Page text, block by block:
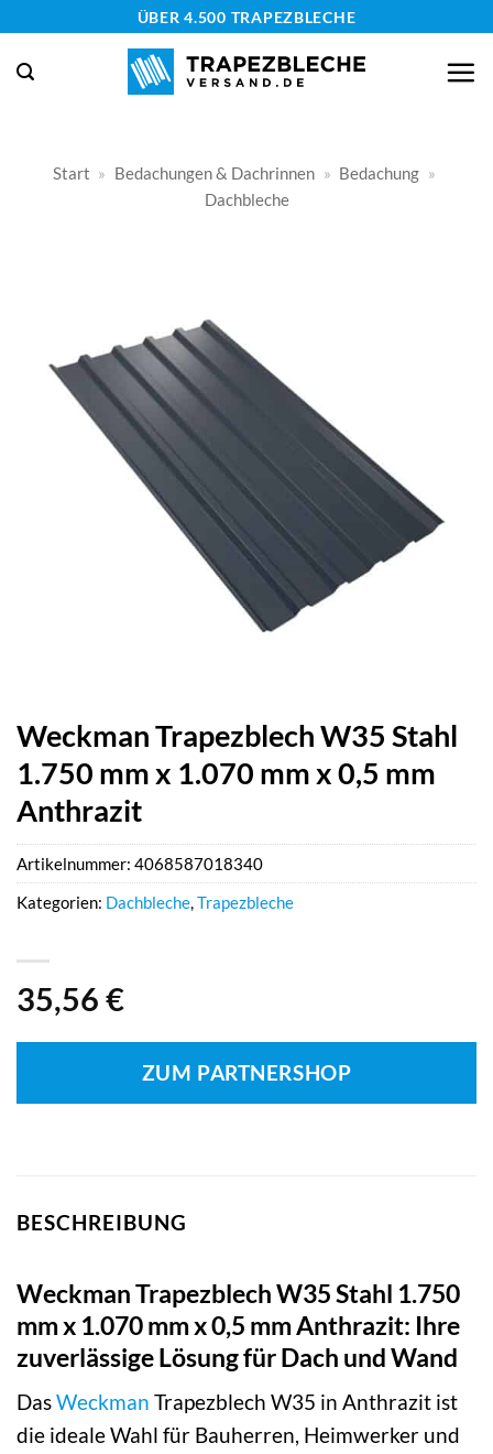
springen
ÜBER 4.500 TRAPEZBLECHE
Start » Bedachungen & Dachrinnen » Bedachung »
Dachbleche
Weckman Trapezblech W35 Stahl
1.750 mm x 1.070 mm x 0,5 mm
Anthrazit
35,56 €
ZUM PARTNERSHOP
Artikelnummer: 4068587018340
Kategorien: Dachbleche,Trapezbleche
BESCHREIBUNG
Weckman Trapezblech W35 Stahl 1.750
mm x 1.070 mm x 0,5 mm Anthrazit: Ihre
zuverlässige Lösung für Dach und Wand
DasWeckman Trapezblech W35 in Anthrazit ist
die ideale Wahl für Bauherren, Heimwerker und